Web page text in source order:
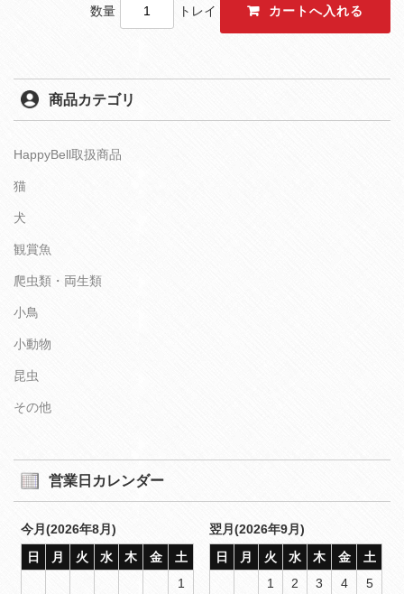
数量 トレイ
商品カテゴリ
HappyBell取扱商品
猫
犬
観賞魚
爬虫類・両生類
小鳥
小動物
昆虫
その他
営業日カレンダー
今月(2026年8月)
日
月 火 水 木 金
土
1
翌月(2026年9月)
日
月 火 水 木 金
土
1
2 3 4
5